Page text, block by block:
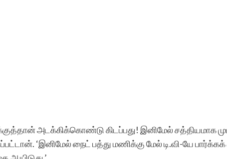
அடக்கிக்கொண்டு கிடப்பது! இனிமேல் சத்தியமாக
‘இனிமேல் நைட் பத்து மணிக்கு மேல் டி.வி-யே பார்க்கக்